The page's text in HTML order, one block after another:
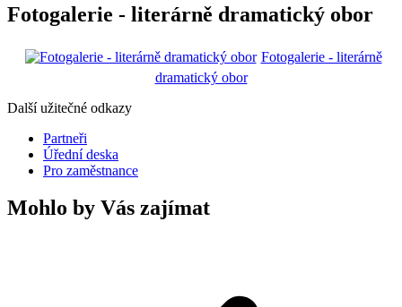
Fotogalerie - literárně dramatický obor
Fotogalerie - literárně
dramatický obor
Další užitečné odkazy
Partneři
Úřední deska
Pro zaměstnance
Mohlo by Vás zajímat